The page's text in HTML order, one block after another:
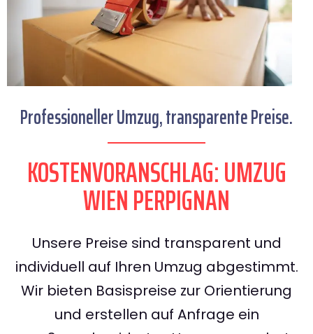
Professioneller Umzug, transparente Preise.
KOSTENVORANSCHLAG: UMZUG
WIEN PERPIGNAN
Unsere Preise sind transparent und
individuell auf Ihren Umzug abgestimmt.
Wir bieten Basispreise zur Orientierung
und erstellen auf Anfrage ein